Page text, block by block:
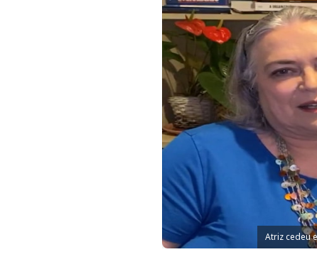
Atriz cedeu